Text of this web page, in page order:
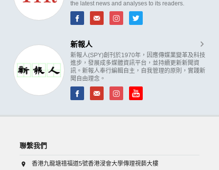
the latest news and analyses to its readers.
新報人
新報人(SPY)創刊於1970年，因應傳媒業變革及科技
進步，發展成多媒體資訊平台，並持續更新新聞資
訊。新報人奉行編輯自主，自我管理的原則，實踐新
聞自由理念。
聯繫我們
香港九龍塘禧福道5號香港浸會大學傳理視藝大樓